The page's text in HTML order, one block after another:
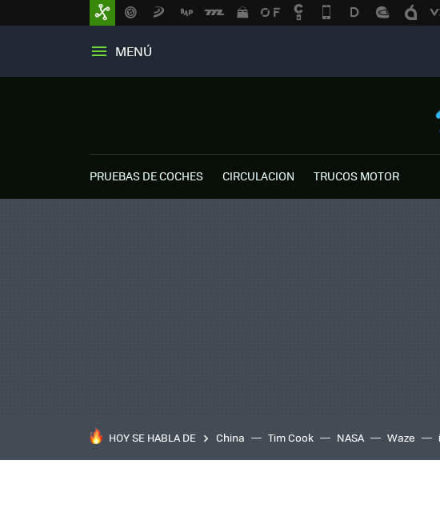
MENÚ
PRUEBAS DE COCHES CIRCULACION TRUCOS MOTOR
HOY SE HABLA DE China Tim Cook NASA Waze